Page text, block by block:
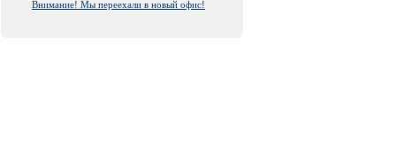
Внимание! Мы переехали в новый офис!